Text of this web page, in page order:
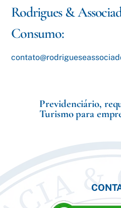
Rodrigues &
Consumo:
Previdenciário,
Turismo para